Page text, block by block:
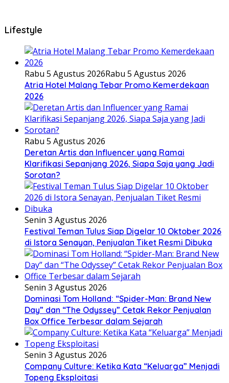
Lifestyle
Rabu 5 Agustus 2026Rabu 5 Agustus 2026
Atria Hotel Malang Tebar Promo Kemerdekaan
2026
Rabu 5 Agustus 2026
Deretan Artis dan Influencer yang Ramai
Klarifikasi Sepanjang 2026, Siapa Saja yang Jadi
Sorotan?
Senin 3 Agustus 2026
Festival Teman Tulus Siap Digelar 10 Oktober 2026
di Istora Senayan, Penjualan Tiket Resmi Dibuka
Senin 3 Agustus 2026
Dominasi Tom Holland: “Spider-Man: Brand New
Day” dan “The Odyssey” Cetak Rekor Penjualan
Box Office Terbesar dalam Sejarah
Senin 3 Agustus 2026
Company Culture: Ketika Kata “Keluarga” Menjadi
Topeng Eksploitasi